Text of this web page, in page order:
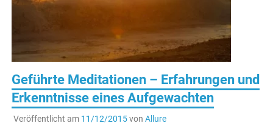
Geführte Meditationen – Erfahrungen und
Erkenntnisse eines Aufgewachten
Veröffentlicht am 11/12/2015von Allure